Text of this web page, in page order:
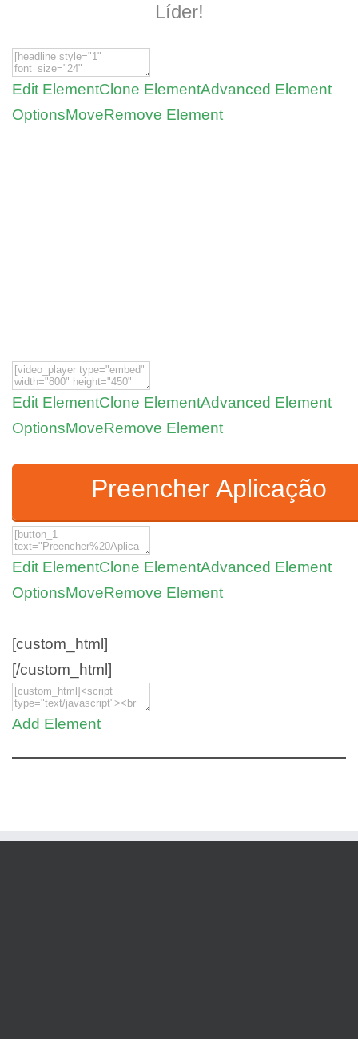
Líder!
Edit ElementClone ElementAdvanced Element
OptionsMoveRemove Element
Edit ElementClone ElementAdvanced Element
OptionsMoveRemove Element
Preencher Aplicação
Edit ElementClone ElementAdvanced Element
OptionsMoveRemove Element
[custom_html]
[/custom_html]
Add Element